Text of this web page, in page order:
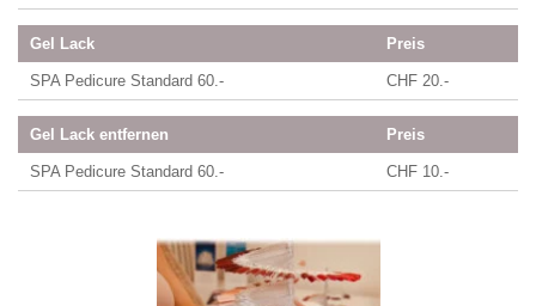
Gel Lack Preis
SPA Pedicure Standard 60.- CHF 20.-
Gel Lack entfernen Preis
SPA Pedicure Standard 60.- CHF 10.-